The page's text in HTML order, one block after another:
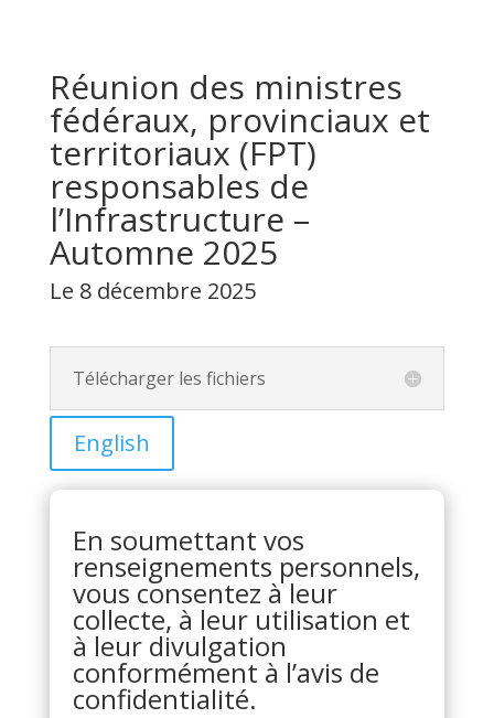
Réunion des ministres
fédéraux, provinciaux et
territoriaux (FPT)
responsables de
l’Infrastructure –
Automne 2025
Le 8 décembre 2025
Télécharger les fichiers
English
En soumettant vos
renseignements personnels,
vous consentez à leur
collecte, à leur utilisation et
à leur divulgation
conformément à l’avis de
confidentialité.